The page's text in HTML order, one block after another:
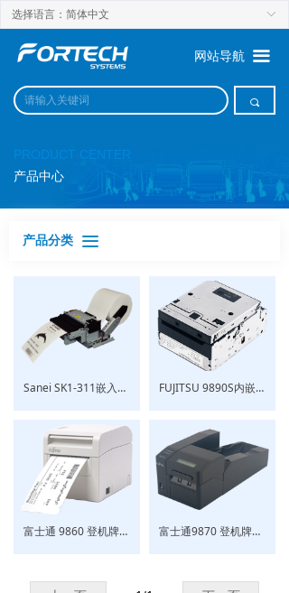
끠
끀
网站导航
ꀅ
选择语言：简体中文
PRODUCT CENTER
产品中心
Sanei SK1-311嵌入式高速热敏打印机 FUJITSU 9890S内嵌式打印机 -登机牌 & 行李牌打印机
富士通 9860 登机牌行李牌打印机 富士通9870 登机牌行李牌打印机（RFID可选）
끀
产品分类